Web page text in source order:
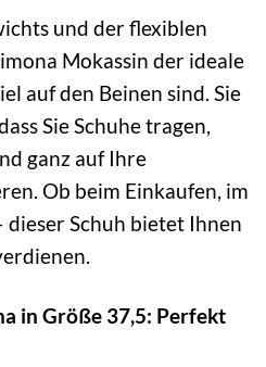
und der flexiblen
Mokassin der ideale
auf den Beinen sind. Sie
Sie Schuhe tragen,
ganz auf Ihre
Ob beim Einkaufen, im
dieser Schuh bietet Ihnen
in Größe 37,5: Perfekt